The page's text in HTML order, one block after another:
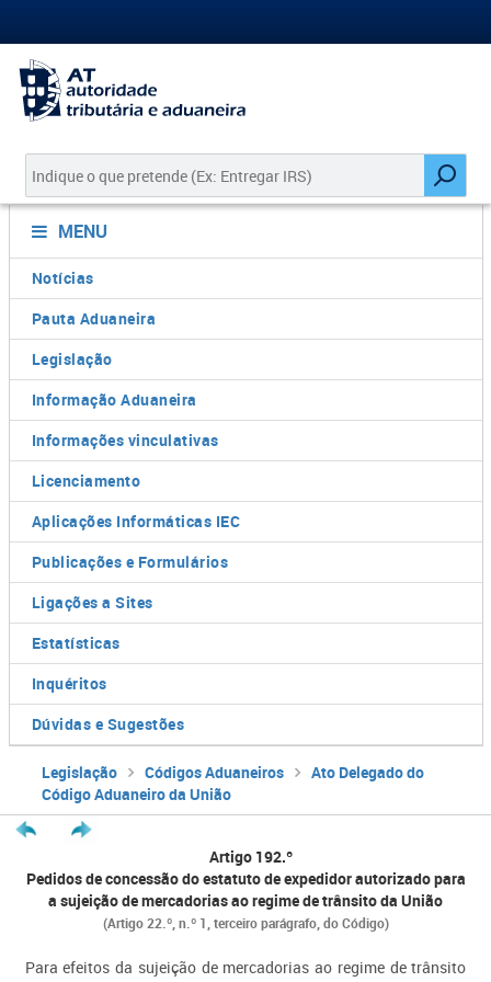
MENU
Notícias
Pauta Aduaneira
Legislação
Informação Aduaneira
Informações vinculativas
Licenciamento
Aplicações Informáticas IEC
Publicações e Formulários
Ligações a Sites
Estatísticas
Inquéritos
Dúvidas e Sugestões
Legislação Códigos Aduaneiros
Ato Delegado do
Código Aduaneiro da União
Artigo 192.º
Pedidos de concessão do estatuto de expedidor autorizado para
a sujeição de mercadorias ao regime de trânsito da União
(Artigo 22.º, n.º 1, terceiro parágrafo, do Código)
Para efeitos da sujeição de mercadorias ao regime de trânsito